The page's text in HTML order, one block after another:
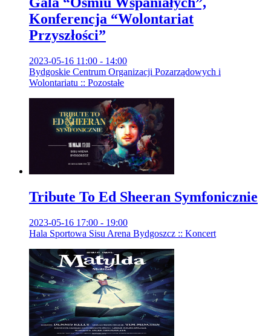
Konferencja “Wolontariat
Przyszłości”
2023-05-16 11:00 - 14:00
Bydgoskie Centrum Organizacji Pozarządowych i
Wolontariatu :: Pozostałe
Tribute To Ed Sheeran Symfonicznie
2023-05-16 17:00 - 19:00
Hala Sportowa Sisu Arena Bydgoszcz :: Koncert